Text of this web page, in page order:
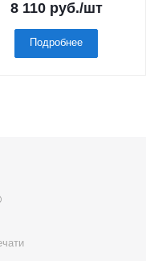
8 110руб./шт
Подробнее